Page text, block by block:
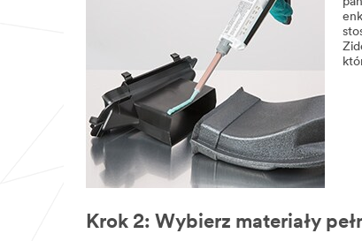
Krok 2: Wybierz materiały